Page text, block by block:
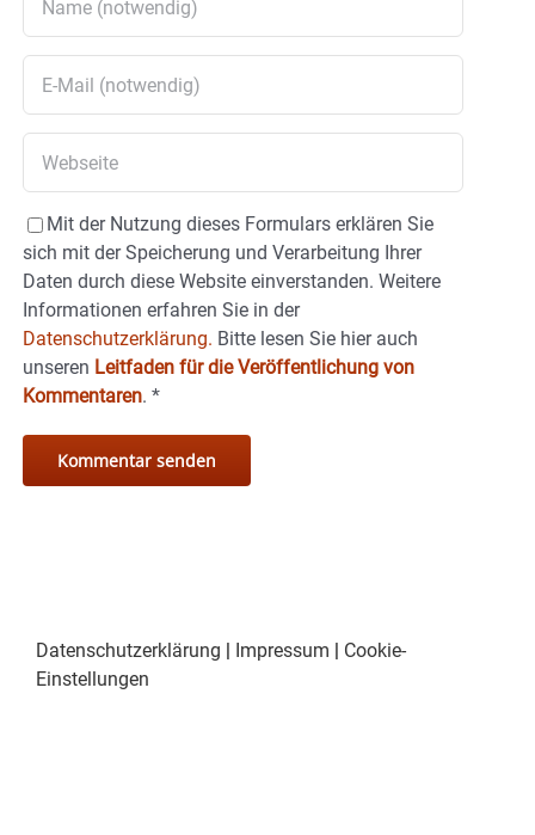
Mit der Nutzung dieses Formulars erklären Sie
sich mit der Speicherung und Verarbeitung Ihrer
Daten durch diese Website einverstanden. Weitere
Informationen erfahren Sie in der
Datenschutzerklärung. Bitte lesen Sie hier auch
unseren Leitfaden für die Veröffentlichung von
Kommentaren. *
Datenschutzerklärung Impressum
Cookie-
Einstellungen